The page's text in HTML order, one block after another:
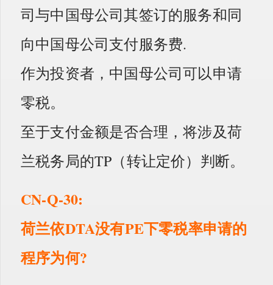
司与中国母公司其签订的服务和同
向中国母公司支付服务费.
作为投资者，中国母公司可以申请
零税。
至于支付金额是否合理，将涉及荷
兰税务局的TP（转让定价）判断。
CN-Q-30:
荷兰依DTA没有PE下零税率申请的
程序为何?